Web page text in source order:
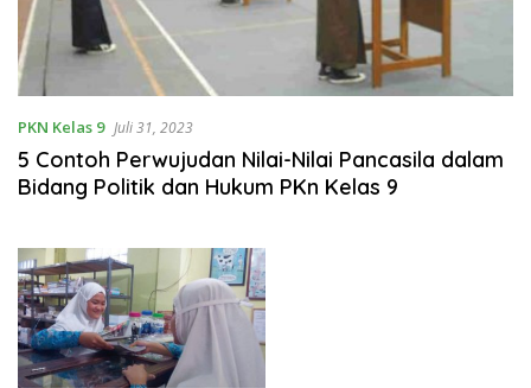
PKN Kelas 9 Juli 31, 2023
5 Contoh Perwujudan Nilai-Nilai Pancasila dalam
Bidang Politik dan Hukum PKn Kelas 9